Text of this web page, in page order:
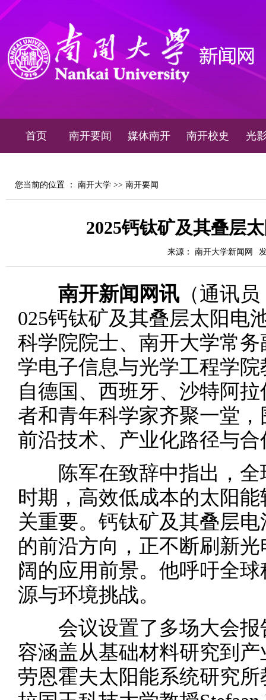
首页 南开要闻 媒体南开 南开校史 光
您当前的位置 ： 南开大学 >> 南开要闻
2025钙钛矿及其叠层
来源： 南开大学新闻网
南开新闻网讯 （通讯
025钙钛矿及其叠层太阳电
科学院院士、南开大学常
学电子信息与光学工程学
自德国、西班牙、沙特阿
者和青年科学家齐聚一堂
前沿技术、产业化路径与
陈军在致辞中指出，全
时期，高效低成本的太阳
关重要。钙钛矿及其叠层
的前沿方向，正不断刷新
阔的应用前景。他呼吁全
源与环境挑战。
会议设置了多场大会报
容涵盖从基础材料研究到
劳恩霍夫太阳能系统研究所